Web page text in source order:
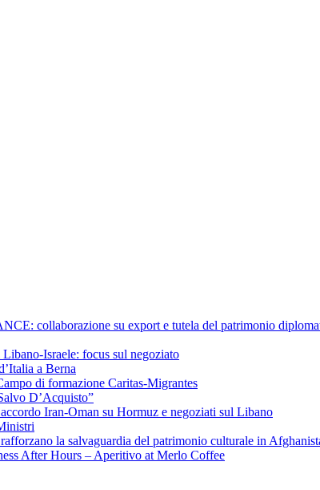
collaborazione su export e tutela del patrimonio
Israele: focus sul negoziato
a Berna
di formazione Caritas-Migrantes
D’Acquisto”
Iran-Oman su Hormuz e negoziati sul Libano
la salvaguardia del patrimonio culturale in
After Hours – Aperitivo at Merlo Coffee